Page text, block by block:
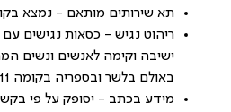
תא שירותים מותאם - נמצא
ריהוט נגיש - כסאות נגישים
ישיבה וקימה לאנשים ונשים
באולם בלשר ובספריה בקומה 11
מידע בכתב - יסופק על פי